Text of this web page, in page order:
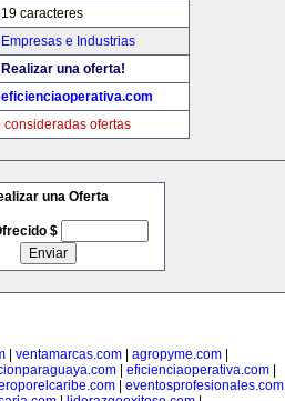
19 caracteres
Empresas e Industrias
Realizar una oferta!
eficienciaoperativa.com
consideradas ofertas
una Oferta
$
ventamarcas.com agropyme.com
| eficienciaoperativa.com|
eventosprofesionales.com